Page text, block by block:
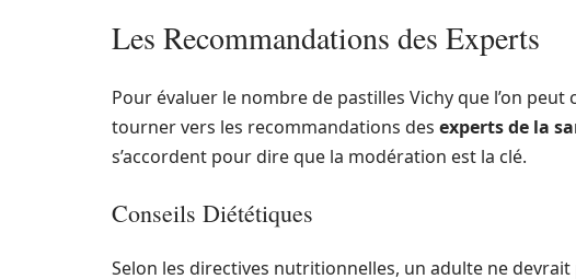
Les Recommandations des Experts
Pour évaluer le nombre de pastilles Vichy que l’on
tourner vers les recommandations des experts de la
s’accordent pour dire que la modération est la clé.
Conseils Diététiques
Selon les directives nutritionnelles, un adulte ne